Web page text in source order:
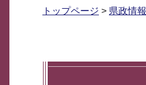
トップページ > 県政情報